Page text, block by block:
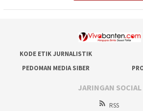
KODE ETIK JURNALISTIK
PEDOMAN MEDIA SIBER
JARINGAN SOCIAL
RSS